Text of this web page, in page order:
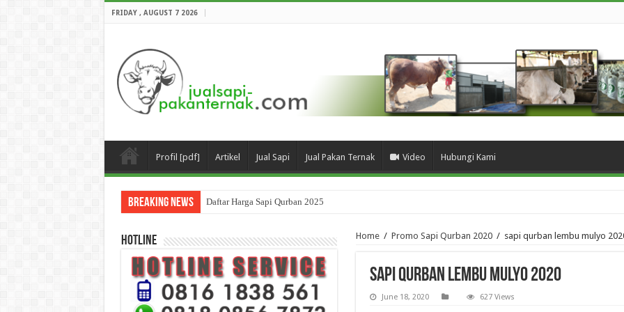
FRIDAY , AUGUST 7 2026
Profil [pdf] Artikel Jual Sapi Jual Pakan Ternak Video Hubungi Kami
Breaking News Daftar Harga Sapi Qurban 2025
Home / Promo Sapi Qurban 2020 / sapi qurban lembu mulyo
sapi qurban lembu mulyo 2020
June 18, 2020 627 Views
HOTLINE